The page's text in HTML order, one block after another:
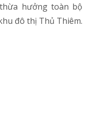
hưởng toàn bộ
đô thị Thủ Thiêm.